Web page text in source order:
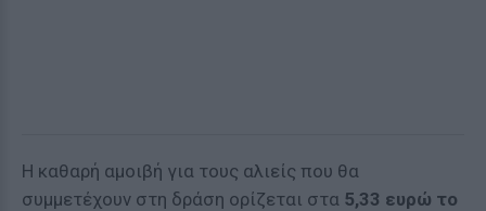
Η καθαρή αμοιβή για τους αλιείς που θα
συμμετέχουν στη δράση ορίζεται στα 5,33 ευρώ το